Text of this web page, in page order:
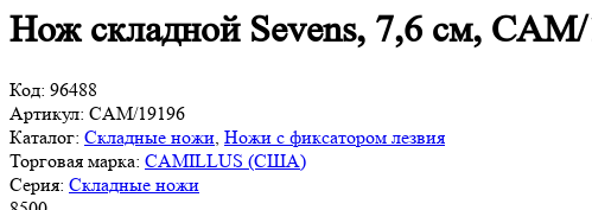
Нож складной Sevens, 7,6 см,
Код: 96488
Артикул: CAM/19196
Каталог: Складные ножи Ножи с фиксатором лезвия
Торговая марка: CAMILLUS (США)
Серия: Складные ножи